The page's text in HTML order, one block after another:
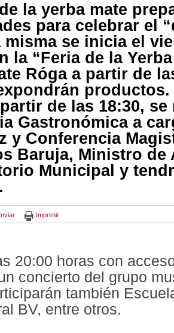
la yerba mate
para celebrar el
misma se inicia el
la “Feria de la
Róga a partir de
productos.
de las 18:30,
Gastronómica a
y Conferencia
Baruja, Ministro de
Municipal y
Imprimir
20:00 horas con
concierto del grupo
también
BV, entre otros.